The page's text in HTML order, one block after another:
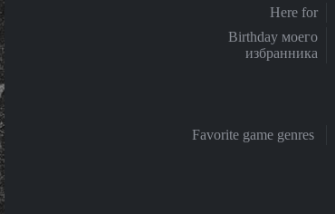
Here for
Birthday моего
избранника
Favorite game genres